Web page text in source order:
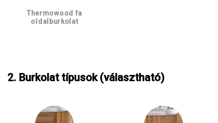
Thermowood fa
oldalburkolat
2. Burkolat típusok (választható)